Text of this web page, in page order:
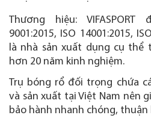
Thương hiệu:
9001:2015, ISO 14001:2015,
là nhà sản xuất dụng cụ thể
hơn 20 năm kinh nghiệm.
Trụ bóng rổ đối trọng chứa
và sản xuất tại Việt Nam nên
bảo hành nhanh chóng, thuận